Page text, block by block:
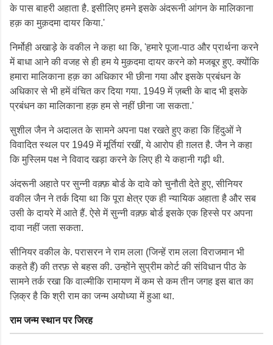
के पास बाहरी अहाता है. इसीलिए हमने इसके अंदरूनी आंगन के मालिकाना
हक़ का मुक़दमा दायर किया.'
निर्मोही अखाड़े के वकील ने कहा था कि, 'हमारे पूजा-पाठ और प्रार्थना करने
में बाधा आने की वजह से ही हम ये मुक़दमा दायर करने को मजबूर हुए. क्योंकि
हमारा मालिकाना हक़ का अधिकार भी छीना गया और इसके प्रबंधन के
अधिकार से भी हमें वंचित कर दिया गया. 1949 में ज़ब्ती के बाद भी इसके
प्रबंधन का मालिकाना हक़ हम से नहीं छीना जा सकता.'
सुशील जैन ने अदालत के सामने अपना पक्ष रखते हुए कहा कि हिंदुओं ने
विवादित स्थल पर 1949 में मूर्तियां रखीं, ये आरोप ही ग़लत है. जैन ने कहा
कि मुस्लिम पक्ष ने विवाद खड़ा करने के लिए ही ये कहानी गढ़ी थी.
अंदरूनी अहाते पर सुन्नी वक़्फ़ बोर्ड के दावे को चुनौती देते हुए, सीनियर
वकील जैन ने तर्क दिया था कि पूरा क्षेत्र एक ही न्यायिक अहाता है और सब
उसी के दायरे में आते हैं. ऐसे में सुन्नी वक़्फ़ बोर्ड इसके एक हिस्से पर अपना
दावा नहीं जता सकता.
सीनियर वकील के. परासरन ने राम लला (जिन्हें राम लला विराजमान भी
कहते हैं) की तरफ़ से बहस की. उन्होंने सुप्रीम कोर्ट की संविधान पीठ के
सामने तर्क रखा कि वाल्मीकि रामायण में कम से कम तीन जगह इस बात का
ज़िक्र है कि श्री राम का जन्म अयोध्या में हुआ था.
राम जन्म स्थान पर जिरह